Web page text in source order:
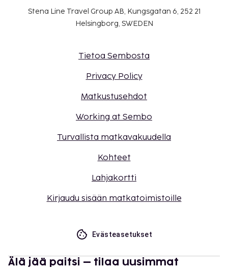
Stena Line Travel Group AB, Kungsgatan 6, 252 21
Helsingborg, SWEDEN
Tietoa Sembosta
Privacy Policy
Matkustusehdot
Working at Sembo
Turvallista matkavakuudella
Kohteet
Lahjakortti
Kirjaudu sisään matkatoimistoille
Evästeasetukset
Älä jää paitsi – tilaa uusimmat